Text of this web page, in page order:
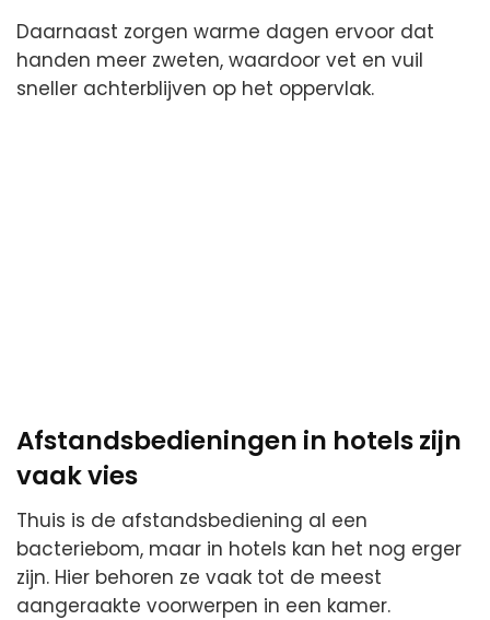
Daarnaast zorgen warme dagen ervoor dat
handen meer zweten, waardoor vet en vuil
sneller achterblijven op het oppervlak.
Afstandsbedieningen in hotels zijn
vaak vies
Thuis is de afstandsbediening al een
bacteriebom, maar in hotels kan het nog erger
zijn. Hier behoren ze vaak tot de meest
aangeraakte voorwerpen in een kamer.